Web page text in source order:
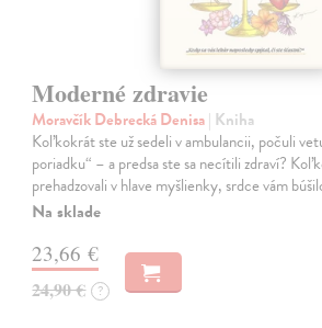
Moderné zdravie
Moravčík Debrecká Denisa| Kniha
Koľkokrát ste už sedeli v ambulancii, počuli
poriadku“ – a predsa ste sa necítili zdraví?
prehadzovali v hlave myšlienky, srdce vám
Na sklade
23,66 €
24,90 € ?